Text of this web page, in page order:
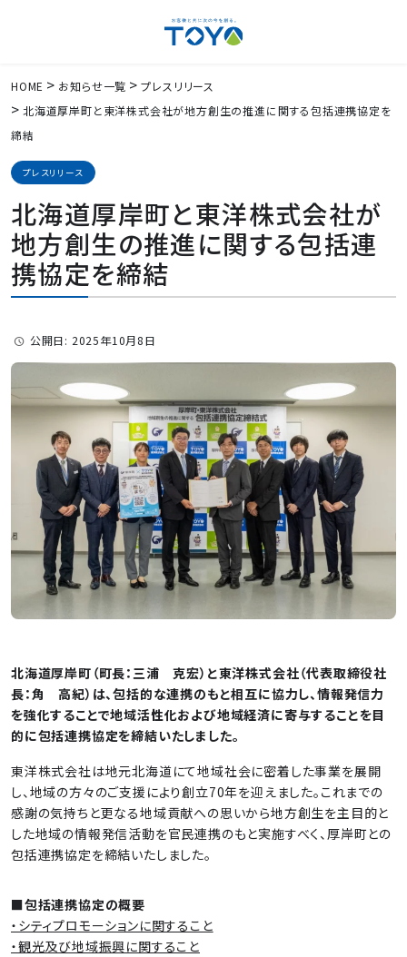
HOME お知らせ一覧
プレスリリース
北海道厚岸町と東洋株式会社が地方創生の推進に関する包括連携協定を
締結
プレスリリース
北海道厚岸町と東洋株式会社が
地方創生の推進に関する包括連
携協定を締結
公開日: 2025年10月8日
北海道厚岸町（町長：三浦 克宏）と東洋株式会社（代表取締役社
長：角 高紀）は、包括的な連携のもと相互に協力し、情報発信力
を強化することで地域活性化および地域経済に寄与することを目
的に包括連携協定を締結いたしました。
東洋株式会社は地元北海道にて地域社会に密着した事業を展開
し、地域の方々のご支援により創立70年を迎えました。これまでの
感謝の気持ちと更なる地域貢献への思いから地方創生を主目的と
した地域の情報発信活動を官民連携のもと実施すべく、厚岸町との
包括連携協定を締結いたしました。
■包括連携協定の概要
・シティプロモーションに関すること
・観光及び地域振興に関すること